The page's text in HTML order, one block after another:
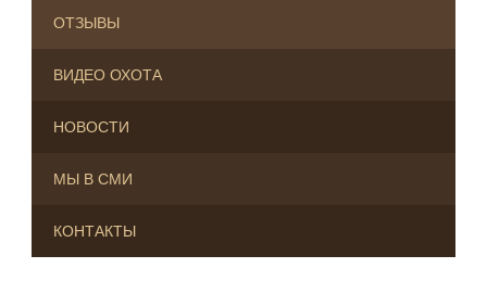
ОТЗЫВЫ
ВИДЕО ОХОТА
НОВОСТИ
МЫ В СМИ
КОНТАКТЫ